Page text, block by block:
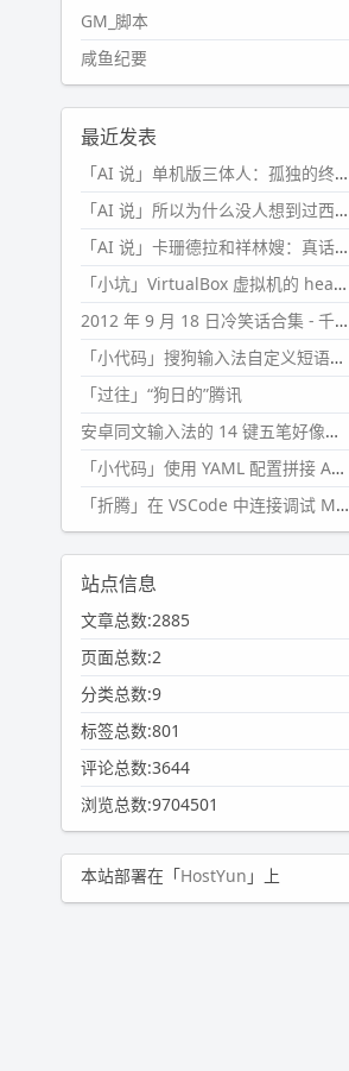
GM_脚本
咸鱼纪要
最近发表
「AI 说」单机版三体人：孤独的终极形态
「AI 说」所以为什么没人想到过西西弗斯的膝盖状态？
「AI 说」卡珊德拉和祥林嫂：真话者的悲剧
「小坑」VirtualBox 虚拟机的 headless 启动方式
2012 年 9 月 18 日冷笑话合集 - 千万别惹女人
「小代码」搜狗输入法自定义短语分片管理「Python」
「过往」“狗日的”腾讯
安卓同文输入法的 14 键五笔好像终于能用了?
「小代码」使用 YAML 配置拼接 AI 提示词，随机及条件语句
「折腾」在 VSCode 中连接调试 Microsoft Edge
站点信息
文章总数:2885
页面总数:2
分类总数:9
标签总数:801
评论总数:3644
浏览总数:9704501
本站部署在「HostYun 」上